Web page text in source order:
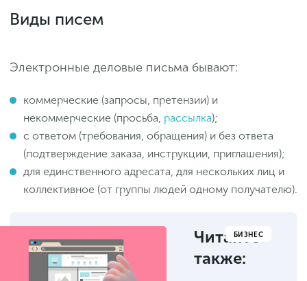
Виды писем
Электронные деловые письма бывают:
коммерческие (запросы, претензии) и
некоммерческие (просьба, рассылка);
с ответом (требования, обращения) и без ответа
(подтверждение заказа, инструкции, приглашения);
для единственного адресата, для нескольких лиц и
коллективное (от группы людей одному получателю).
БИЗНЕС
Читайте
также: